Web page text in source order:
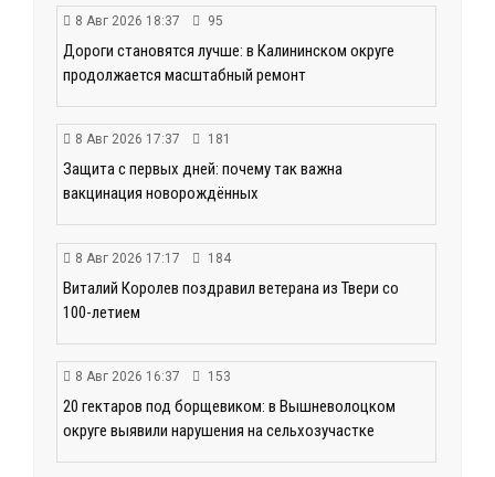
8 Авг 2026 18:37 95
Дороги становятся лучше: в Калининском округе
продолжается масштабный ремонт
8 Авг 2026 17:37 181
Защита с первых дней: почему так важна
вакцинация новорождённых
8 Авг 2026 17:17 184
Виталий Королев поздравил ветерана из Твери со
100-летием
8 Авг 2026 16:37 153
20 гектаров под борщевиком: в Вышневолоцком
округе выявили нарушения на сельхозучастке